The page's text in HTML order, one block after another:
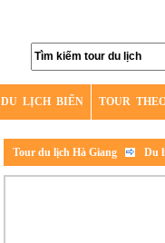
DU LỊCH BIỂN TOUR
Tour du lịch Hà Giang Du